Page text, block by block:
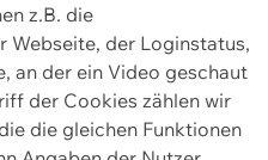
z.B. die
Webseite, der Loginstatus,
an der ein Video geschaut
der Cookies zählen wir
die gleichen Funktionen